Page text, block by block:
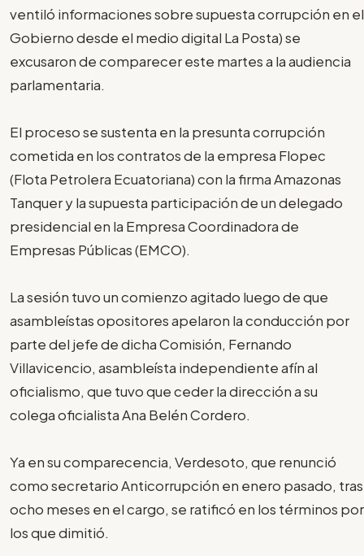
ventiló informaciones sobre supuesta corrupción en el
Gobierno desde el medio digital La Posta) se
excusaron de comparecer este martes a la audiencia
parlamentaria.
El proceso se sustenta en la presunta corrupción
cometida en los contratos de la empresa Flopec
(Flota Petrolera Ecuatoriana) con la firma Amazonas
Tanquer y la supuesta participación de un delegado
presidencial en la Empresa Coordinadora de
Empresas Públicas (EMCO).
La sesión tuvo un comienzo agitado luego de que
asambleístas opositores apelaron la conducción por
parte del jefe de dicha Comisión, Fernando
Villavicencio, asambleísta independiente afín al
oficialismo, que tuvo que ceder la dirección a su
colega oficialista Ana Belén Cordero.
Ya en su comparecencia, Verdesoto, que renunció
como secretario Anticorrupción en enero pasado, tras
ocho meses en el cargo, se ratificó en los términos por
los que dimitió.